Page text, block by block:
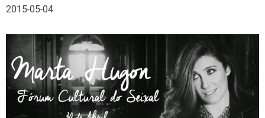
e
a
t
2015-05-04